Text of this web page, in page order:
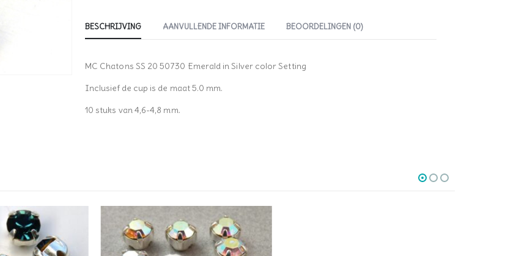
BESCHRIJVING AANVULLENDE INFORMATIE BEOORDELINGEN (0)
MC Chatons SS 20 50730 Emerald in Silver color Setting
Inclusief de cup is de maat 5.0 mm.
10 stuks van 4,6-4,8 mm.